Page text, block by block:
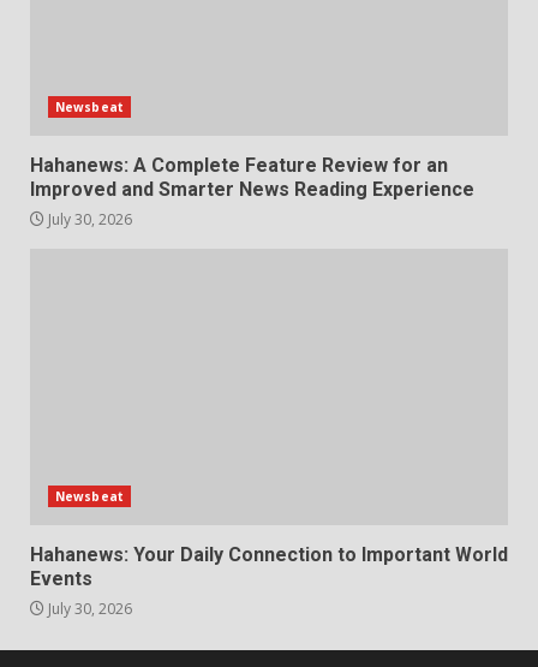
Newsbeat
Hahanews: A Complete Feature Review for an
Improved and Smarter News Reading Experience
July 30, 2026
Newsbeat
Hahanews: Your Daily Connection to Important World
Events
July 30, 2026